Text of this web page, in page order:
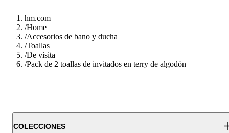
hm.com
/Home
/Accesorios de bano y ducha
/Toallas
/De visita
/Pack de 2 toallas de invitados en terry de algodón
COLECCIONES